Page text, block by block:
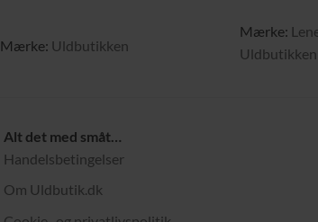
Mærke: Uldbutikken
Mærke:
Uldbutikken
Alt det med småt…
Handelsbetingelser
Om Uldbutik.dk